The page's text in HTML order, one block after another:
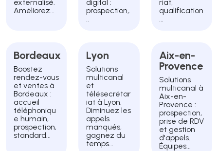
externalisé.
Améliorez...
digital :
prospection,.
..
riat,
qualification
...
Bordeaux
Boostez
rendez-vous
et ventes à
Bordeaux :
accueil
téléphoniqu
e humain,
prospection,
standard...
Lyon
Solutions
multicanal
et
télésecrétar
iat à Lyon.
Diminuez les
appels
manqués,
gagnez du
temps...
Aix-en-
Provence
Solutions
multicanal à
Aix-en-
Provence :
prospection,
prise de RDV
et gestion
d'appels.
Équipes...